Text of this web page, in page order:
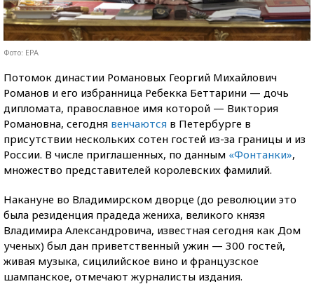
Фото: EPA
Потомок династии Романовых Георгий Михайлович
Романов и его избранница Ребекка Беттарини — дочь
дипломата, православное имя которой — Виктория
Романовна, сегодня венчаются в Петербурге в
присутствии нескольких сотен гостей из-за границы и из
России. В числе приглашенных, по данным «Фонтанки»,
множество представителей королевских фамилий.
Накануне во Владимирском дворце (до революции это
была резиденция прадеда жениха, великого князя
Владимира Александровича, известная сегодня как Дом
ученых) был дан приветственный ужин — 300 гостей,
живая музыка, сицилийское вино и французское
шампанское, отмечают журналисты издания.